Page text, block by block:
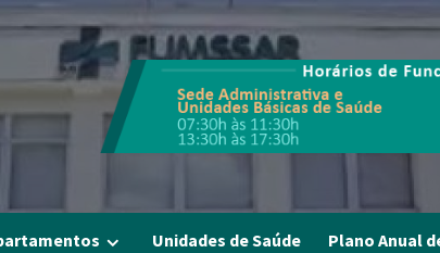
Unidades de Saúde Plano Anual